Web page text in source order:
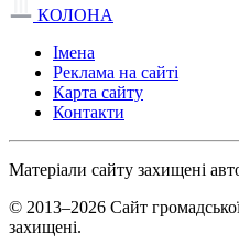
КОЛОНА
Імена
Реклама на сайті
Карта сайту
Контакти
Матеріали сайту захищені
© 2013–2026 Сайт
захищені.